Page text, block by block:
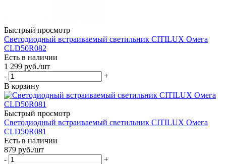
Быстрый просмотр
Светодиодный встраиваемый светильник CITILUX Омега
CLD50R082
Есть в наличии
1 299 руб./шт
-
+
В корзину
Быстрый просмотр
Светодиодный встраиваемый светильник CITILUX Омега
CLD50R081
Есть в наличии
879 руб./шт
-
+